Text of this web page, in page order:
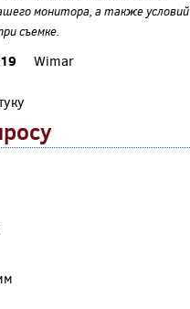
монитора, а также условий
съемке.
Wimar